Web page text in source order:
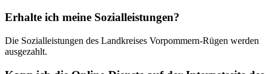
Erhalte ich meine Sozialleistungen?
Die Sozialleistungen des Landkreises Vorpommern-Rügen werden
ausgezahlt.